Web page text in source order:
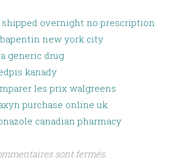
overnight no prescription
new york city
generic drug
kanady
les prix walgreens
purchase online uk
canadian pharmacy
sont fermés.